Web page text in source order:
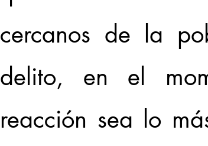
cercanos de la
delito, en el
reacción sea lo